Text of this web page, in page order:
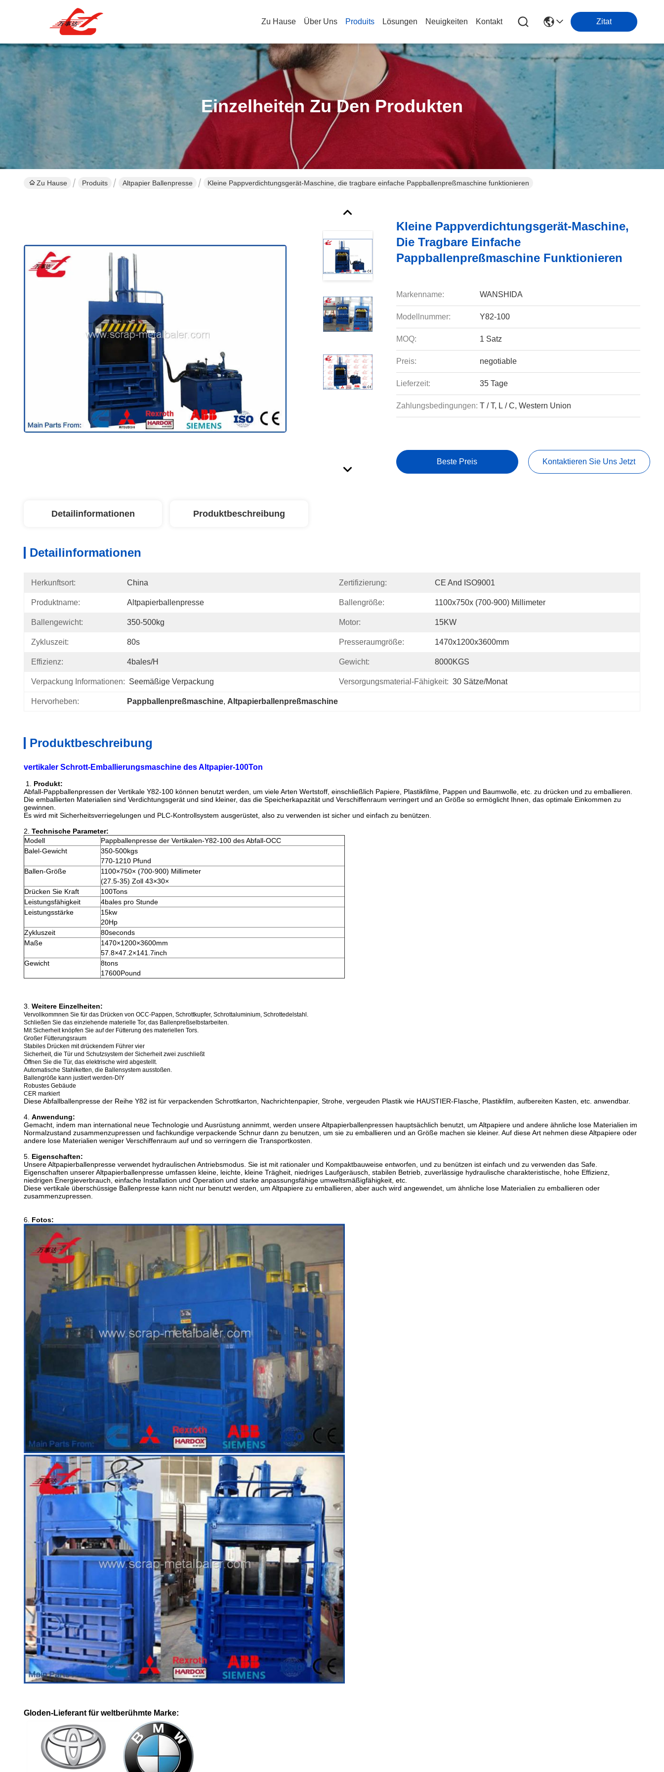
Zu Hause Über Uns Produits Lösungen Neuigkeiten Kontakt Zitat
Einzelheiten Zu Den Produkten
Zu Hause Produits Altpapier Ballenpresse Kleine Pappverdichtungsgerät-Maschine, die tragbare einfache Pappballenpreßmaschine funktionieren
Kleine Pappverdichtungsgerät-Maschine,
Die Tragbare Einfache
Pappballenpreßmaschine Funktionieren
Markenname: WANSHIDA
Modellnummer: Y82-100
MOQ: 1 Satz
Preis: negotiable
Lieferzeit: 35 Tage
Zahlungsbedingungen: T / T, L / C, Western Union
Beste Preis Kontaktieren Sie Uns Jetzt
Detailinformationen Produktbeschreibung
Detailinformationen
Herkunftsort: China Zertifizierung: CE And ISO9001
Produktname: Altpapierballenpresse Ballengröße: 1100x750x (700-900) Millimeter
Ballengewicht: 350-500kg Motor: 15KW
Zykluszeit: 80s Presseraumgröße: 1470x1200x3600mm
Effizienz: 4bales/h Gewicht: 8000KGS
Verpackung Informationen: Seemäßige Verpackung Versorgungsmaterial-Fähigkeit: 30 Sätze/Monat
Hervorheben: Pappballenpreßmaschine, Altpapierballenpreßmaschine
Produktbeschreibung
vertikaler Schrott-Emballierungsmaschine des Altpapier-100Ton
1. Produkt:
Abfall-Pappballenpressen der Vertikale Y82-100 können benutzt werden, um viele Arten Wertstoff, einschließlich Papiere, Plastikfilme, Pappen und Baumwolle, etc. zu drücken und zu emballieren.
Die emballierten Materialien sind Verdichtungsgerät und sind kleiner, das die Speicherkapazität und Verschiffenraum verringert und an Größe so ermöglicht Ihnen, das optimale Einkommen zu
gewinnen.
Es wird mit Sicherheitsverriegelungen und PLC-Kontrollsystem ausgerüstet, also zu verwenden ist sicher und einfach zu benützen.
2. Technische Parameter:
Modell
Pappballenpresse der Vertikalen-Y82-100 des Abfall-OCC
Balel-Gewicht
350-500kgs
770-1210 Pfund
Ballen-Größe
1100×750× (700-900) Millimeter
(27.5-35) Zoll 43×30×
Drücken Sie Kraft
100Tons
Leistungsfähigkeit
4bales pro Stunde
Leistungsstärke
15kw
20Hp
Zykluszeit
80seconds
Maße
1470×1200×3600mm
57.8×47.2×141.7inch
Gewicht
8tons
17600Pound
3. Weitere Einzelheiten:
Vervollkommnen Sie für das Drücken von OCC-Pappen, Schrottkupfer, Schrottaluminium, Schrottedelstahl.
Schließen Sie das einziehende materielle Tor, das Ballenpreßselbstarbeiten.
Mit Sicherheit knöpfen Sie auf der Fütterung des materiellen Tors.
Großer Fütterungsraum
Stabiles Drücken mit drückendem Führer vier
Sicherheit, die Tür und Schutzsystem der Sicherheit zwei zuschließt
Öffnen Sie die Tür, das elektrische wird abgestellt.
Automatische Stahlketten, die Ballensystem ausstoßen.
Ballengröße kann justiert werden-DIY
Robustes Gebäude
CER markiert
Diese Abfallballenpresse der Reihe Y82 ist für verpackenden Schrottkarton, Nachrichtenpapier, Strohe, vergeuden Plastik wie HAUSTIER-Flasche, Plastikfilm, aufbereiten Kasten, etc. anwendbar.
4. Anwendung:
Gemacht, indem man international neue Technologie und Ausrüstung annimmt, werden unsere Altpapierballenpressen hauptsächlich benutzt, um Altpapiere und andere ähnliche lose Materialien im
Normalzustand zusammenzupressen und fachkundige verpackende Schnur dann zu benutzen, um sie zu emballieren und an Größe machen sie kleiner. Auf diese Art nehmen diese Altpapiere oder
andere lose Materialien weniger Verschiffenraum auf und so verringern die Transportkosten.
5. Eigenschaften:
Unsere Altpapierballenpresse verwendet hydraulischen Antriebsmodus. Sie ist mit rationaler und Kompaktbauweise entworfen, und zu benützen ist einfach und zu verwenden das Safe.
Eigenschaften unserer Altpapierballenpresse umfassen kleine, leichte, kleine Trägheit, niedriges Laufgeräusch, stabilen Betrieb, zuverlässige hydraulische charakteristische, hohe Effizienz,
niedrigen Energieverbrauch, einfache Installation und Operation und starke anpassungsfähige umweltsmäßigfähigkeit, etc.
Diese vertikale überschüssige Ballenpresse kann nicht nur benutzt werden, um Altpapiere zu emballieren, aber auch wird angewendet, um ähnliche lose Materialien zu emballieren oder
zusammenzupressen.
6. Fotos:
Gloden-Lieferant für weltberühmte Marke: